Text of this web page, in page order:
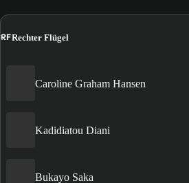
RFRechter Flügel
Caroline Graham Hansen
Kadidiatou Diani
Bukayo Saka